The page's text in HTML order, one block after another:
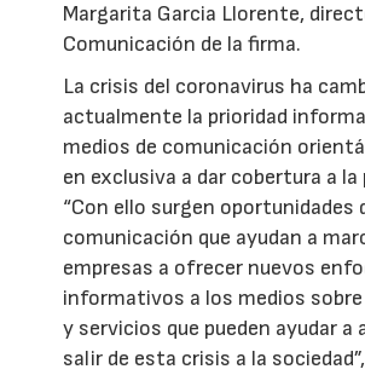
Margarita Garcia Llorente,
Comunicación de la firma.
La crisis del coronavirus ha
actualmente la prioridad
medios de comunicación
en exclusiva a dar cobertura a la
“Con ello surgen oportunidades
comunicación que ayudan a
empresas a ofrecer nuevos
informativos a los medios
y servicios que pueden ayudar
salir de esta crisis a la